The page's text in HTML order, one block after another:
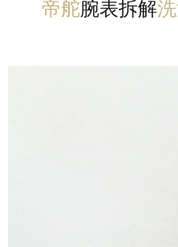
帝舵腕表拆解